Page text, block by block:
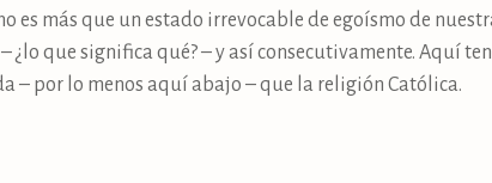
es más que un estado irrevocable de egoísmo de
¿lo que significa qué? – y así consecutivamente. Aquí
– por lo menos aquí abajo – que la religión Católica.